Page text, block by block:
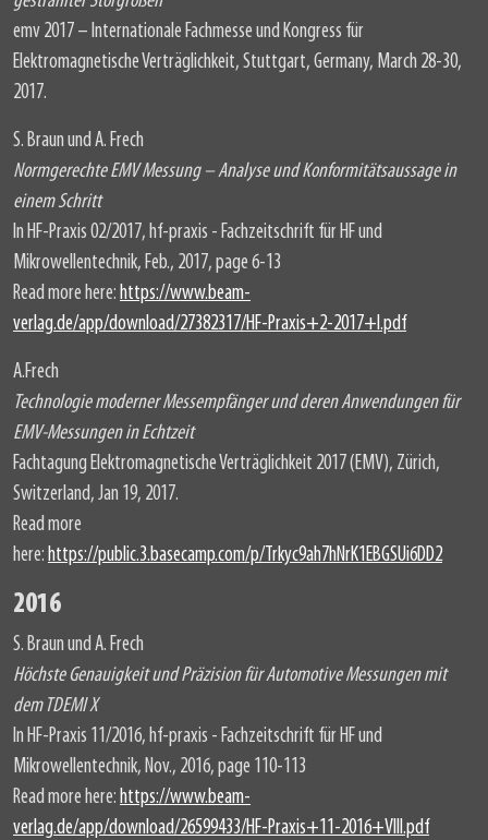
emv 2017 – Internationale Fachmesse und Kongress für
Elektromagnetische Verträglichkeit, Stuttgart, Germany, March 28-30,
2017.
S. Braun und A. Frech
Normgerechte EMV Messung – Analyse und Konformitätsaussage in
einem Schritt
In HF-Praxis 02/2017, hf-praxis - Fachzeitschrift für HF und
Mikrowellentechnik, Feb., 2017, page 6-13
Read more here: https://www.beam-
verlag.de/app/download/27382317/HF-Praxis+2-2017+I.pdf
A.Frech
Technologie moderner Messempfänger und deren Anwendungen für
EMV-Messungen in Echtzeit
Fachtagung Elektromagnetische Verträglichkeit 2017 (EMV), Zürich,
Switzerland, Jan 19, 2017.
Read more
here: https://public.3.basecamp.com/p/Trkyc9ah7hNrK1EBGSUi6DD2
2016
S. Braun und A. Frech
Höchste Genauigkeit und Präzision für Automotive Messungen mit
dem TDEMI X
In HF-Praxis 11/2016, hf-praxis - Fachzeitschrift für HF und
Mikrowellentechnik, Nov., 2016, page 110-113
Read more here: https://www.beam-
verlag.de/app/download/26599433/HF-Praxis+11-2016+VIII.pdf